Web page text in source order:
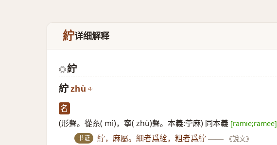
紵详细解释
◎紵
紵 zhù
名
(形聲。從糸( mì)，寧( zhù)聲。本義:苧麻) 同本義 [ramie;ramee]
书证 紵，麻屬。細者爲絟，粗者爲紵 —— 《說文》